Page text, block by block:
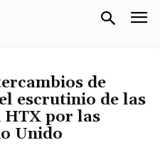
de
escrutinio de las
HTX por las
Unido